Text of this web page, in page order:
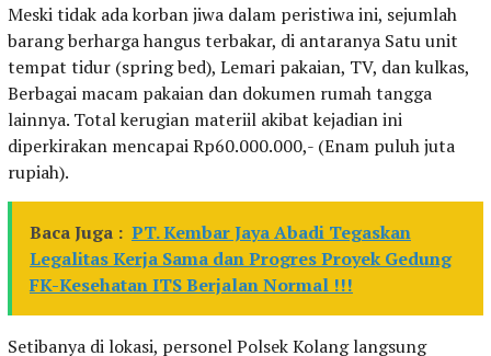
Meski tidak ada korban jiwa dalam peristiwa ini, sejumlah
barang berharga hangus terbakar, di antaranya Satu unit
tempat tidur (spring bed), Lemari pakaian, TV, dan kulkas,
Berbagai macam pakaian dan dokumen rumah tangga
lainnya. Total kerugian materiil akibat kejadian ini
diperkirakan mencapai Rp60.000.000,- (Enam puluh juta
rupiah).
Baca Juga : PT. Kembar Jaya Abadi Tegaskan
Legalitas Kerja Sama dan Progres Proyek Gedung
FK-Kesehatan ITS Berjalan Normal !!!
Setibanya di lokasi, personel Polsek Kolang langsung